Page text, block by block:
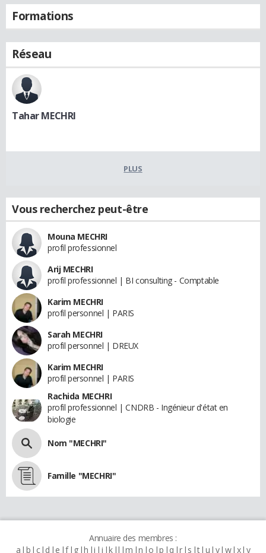
Formations
Réseau
Tahar MECHRI
PLUS
Vous recherchez peut-être
Mouna MECHRI
profil professionnel
Arij MECHRI
profil professionnel | BI consulting - Comptable
Karim MECHRI
profil personnel | PARIS
Sarah MECHRI
profil personnel | DREUX
Karim MECHRI
profil personnel | PARIS
Rachida MECHRI
profil professionnel | CNDRB - Ingénieur d'état en
biologie
Nom "MECHRI"
Famille "MECHRI"
Annuaire des membres :
a b c d e f g h i j k l m n o p q r s t u v w x y